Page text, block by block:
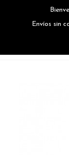
Envíos sin